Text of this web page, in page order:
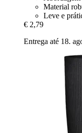
Material
Leve e
€ 2,79
Entrega até 18.